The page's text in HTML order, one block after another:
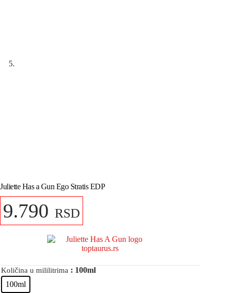
Juliette Has a Gun Ego Stratis EDP
9.790 RSD
Količina u mililitrima : 100ml
100ml